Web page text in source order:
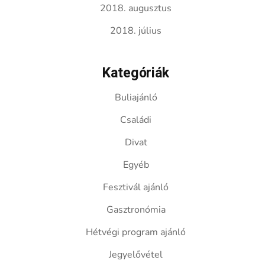
2018. augusztus
2018. július
Kategóriák
Buliajánló
Családi
Divat
Egyéb
Fesztivál ajánló
Gasztronómia
Hétvégi program ajánló
Jegyelővétel